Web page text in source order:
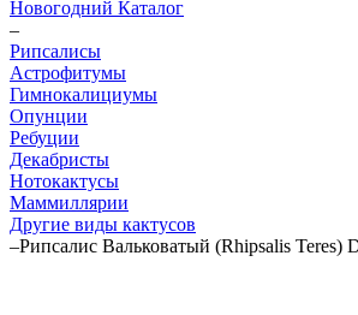
Новогодний Каталог
–
Рипсалисы
Астрофитумы
Гимнокалициумы
Опунции
Ребуции
Декабристы
Нотокактусы
Маммиллярии
Другие виды кактусов
–Рипсалис Вальковатый (Rhipsalis Teres)